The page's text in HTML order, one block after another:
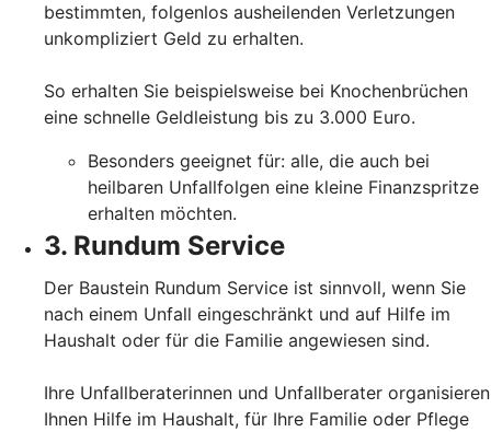
bestimmten, folgenlos ausheilenden Verletzungen
unkompliziert Geld zu erhalten.
So erhalten Sie beispielsweise bei Knochenbrüchen
eine schnelle Geldleistung bis zu 3.000 Euro.
Besonders geeignet für: alle, die auch bei
heilbaren Unfallfolgen eine kleine Finanzspritze
erhalten möchten.
3. Rundum Service
Der Baustein Rundum Service ist sinnvoll, wenn Sie
nach einem Unfall eingeschränkt und auf Hilfe im
Haushalt oder für die Familie angewiesen sind.
Ihre Unfallberaterinnen und Unfallberater organisieren
Ihnen Hilfe im Haushalt, für Ihre Familie oder Pflege